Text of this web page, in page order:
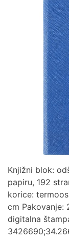
Knjižni blok:
papiru, 192
korice:
cm Pakovanje:
digitalna